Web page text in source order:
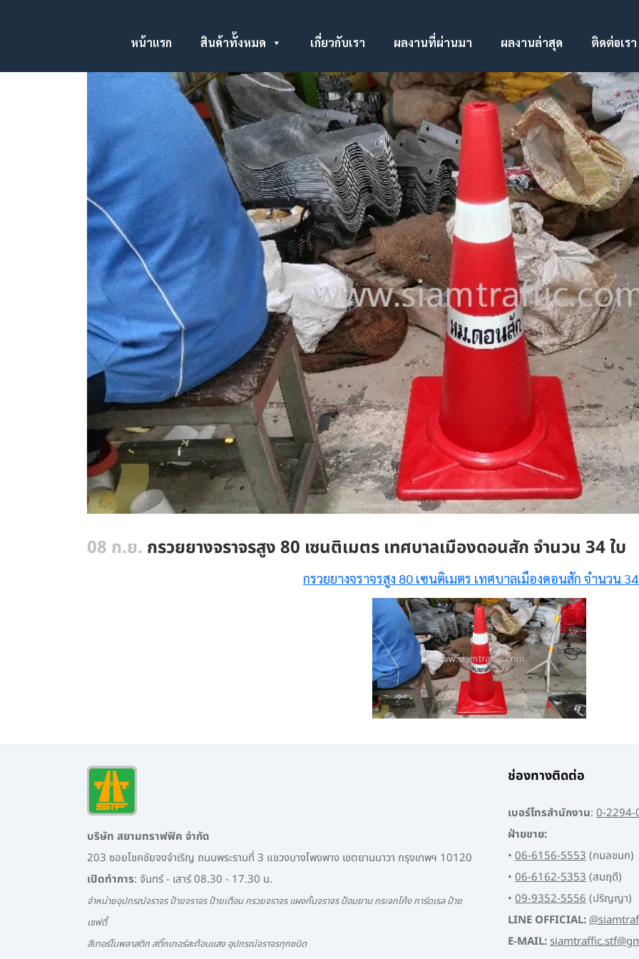
หน้าแรก สินค้าทั้งหมด เกี่ยวกับเรา ผลงานที่ผ่านมา ผลงานล่าสุด ติดต่อเรา
08 ก.ย. กรวยยางจราจรสูง 80 เซนติเมตร เทศบาลเมืองดอนสัก จำนวน 34 ใบ
กรวยยางจราจรสูง 80 เซนติเมตร เทศบาลเมืองดอนสัก จำนวน
บริษัท สยามทราฟฟิค จำกัด
203 ซอยโชคชัยจงจำเริญ ถนนพระรามที่ 3 แขวงบางโพงพาง เขตยานนาวา กรุงเทพฯ 10120
เปิดทำการ: จันทร์ - เสาร์ 08.30 - 17.30 น.
จำหน่ายอุปกรณ์จราจร ป้ายจราจร ป้ายเตือน กรวยจราจร แผงกั้นจราจร ป้อมยาม กระจกโค้ง การ์ดเรล ป้าย
เซฟตี้
สีเทอร์โมพลาสติก สติ๊กเกอร์สะท้อนแสง อุปกรณ์จราจรทุกชนิด
ช่องทางติดต่อ
เบอร์โทรสำนักงาน: 0-
ฝ่ายขาย:
• 06-6156-5553 (กมลชนก)
• 06-6162-5353 (สมฤดี)
• 09-9352-5556 (ปริญญา)
LINE OFFICIAL:
E-MAIL: